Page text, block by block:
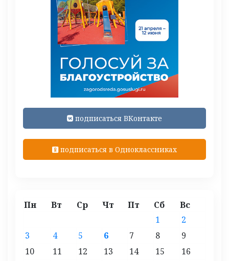
подписаться ВКонтакте
подписаться в Одноклассниках
Пн Вт Ср Чт Пт Сб Вс
1
2
3
4 5 6 7 8
9
10
11 12 13 14 15
16